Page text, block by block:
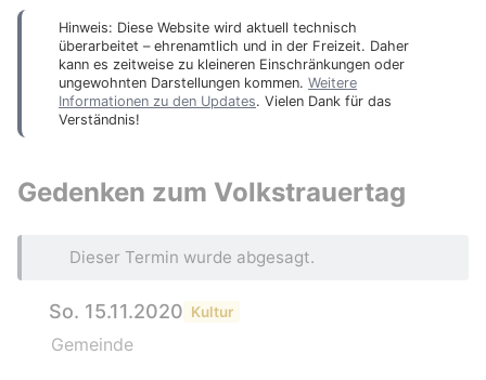
Hinweis: Diese Website wird aktuell technisch
überarbeitet – ehrenamtlich und in der Freizeit. Daher
kann es zeitweise zu kleineren Einschränkungen oder
ungewohnten Darstellungen kommen. Weitere
Informationen zu den Updates. Vielen Dank für das
Verständnis!
Gedenken zum Volkstrauertag
Dieser Termin wurde abgesagt.
So. 15.11.2020 Kultur
Gemeinde